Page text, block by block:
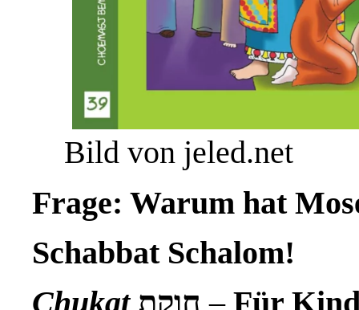
Bild von jeled.net
Frage: Warum hat
Schabbat Schalom!
Chukat חוקת – Für